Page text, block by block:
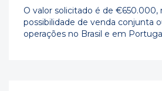
O valor solicitado é de €650.000,
possibilidade de venda conjunta
operações no Brasil e em